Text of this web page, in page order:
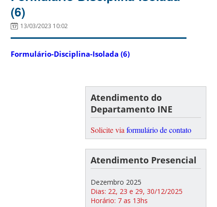
(6)
13/03/2023 10:02
Formulário-Disciplina-Isolada (6)
Atendimento do
Departamento INE
Solicite via formulário de contato
Atendimento Presencial
Dezembro 2025
Dias: 22, 23 e 29, 30/12/2025
Horário: 7 as 13hs